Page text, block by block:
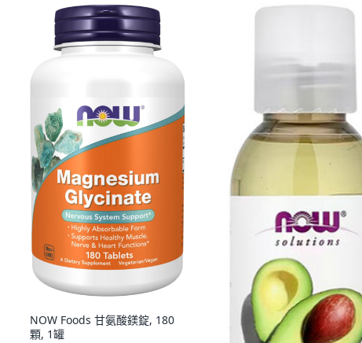
NOW Foods 甘氨酸鎂錠, 180
顆, 1罐